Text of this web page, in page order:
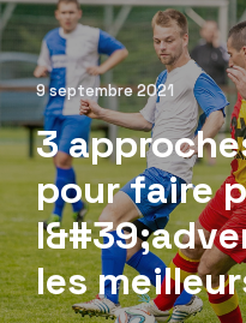
9 septembre 2021
3
pour faire
les